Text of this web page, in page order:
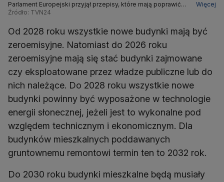
Parlament Europejski przyjął przepisy, które mają poprawić
efektywność cieplną budynków
Więcej
Źródło: TVN24
Od 2028 roku wszystkie nowe budynki mają być
zeroemisyjne. Natomiast do 2026 roku
zeroemisyjne mają się stać budynki zajmowane
czy eksploatowane przez władze publiczne lub do
nich należące. Do 2028 roku wszystkie nowe
budynki powinny być wyposażone w technologie
energii słonecznej, jeżeli jest to wykonalne pod
względem technicznym i ekonomicznym. Dla
budynków mieszkalnych poddawanych
gruntownemu remontowi termin ten to 2032 rok.
Do 2030 roku budynki mieszkalne będą musiały